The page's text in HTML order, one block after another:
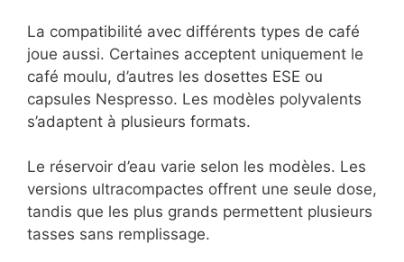
La compatibilité avec différents types de café
joue aussi. Certaines acceptent uniquement le
café moulu, d’autres les dosettes ESE ou
capsules Nespresso. Les modèles polyvalents
s’adaptent à plusieurs formats.
Le réservoir d’eau varie selon les modèles. Les
versions ultracompactes offrent une seule dose,
tandis que les plus grands permettent plusieurs
tasses sans remplissage.